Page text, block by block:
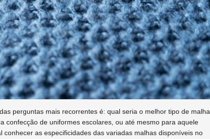
perguntas mais recorrentes é: qual seria o melhor tipo de malha
confecção de uniformes escolares, ou até mesmo para aquele
as especificidades das variadas malhas disponíveis no